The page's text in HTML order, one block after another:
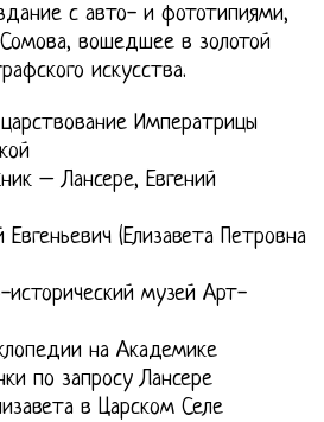
с авто- и фототипиями,
вошедшее в золотой
искусства.
Императрицы
– Лансере, Евгений
Евгеньевич (Елизавета Петровна
музей Арт-
на Академике
по запросу Лансере
в Царском Селе